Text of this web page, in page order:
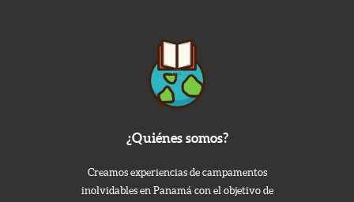
¿Quiénes somos?
Creamos experiencias de campamentos
inolvidables en Panamá con el objetivo de